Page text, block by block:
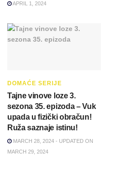
APRIL 1, 2024
DOMAĆE SERIJE
Tajne vinove loze 3.
sezona 35. epizoda – Vuk
upada u fizički obračun!
Ruža saznaje istinu!
MARCH 28, 2024 - UPDATED ON
MARCH 29, 2024